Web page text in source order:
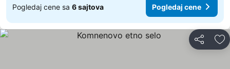
Pogledaj cene sa 6 sajtova Pogledaj cene
Deli